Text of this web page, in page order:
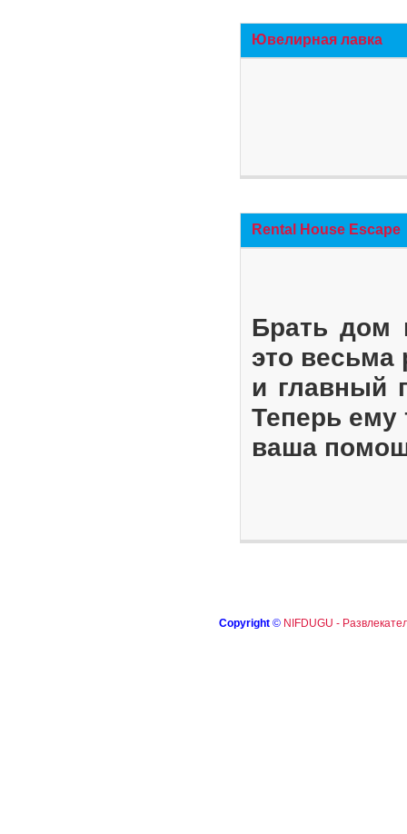
Ювелирная лавка
Rental House Escape
Брать дом
это весьма
и главный
Теперь ему
ваша
Copyright © NIFDUGU -